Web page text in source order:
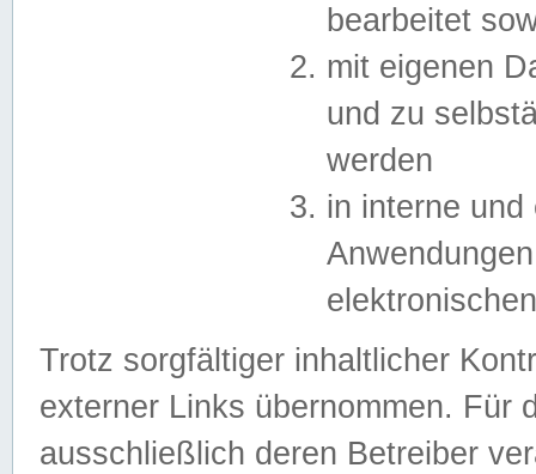
bearbeitet
mit eigenen
und zu
werden
in interne
Trotz sorgfältiger inhaltlicher
externer Links übernommen. Für
ausschließlich deren Betreiber